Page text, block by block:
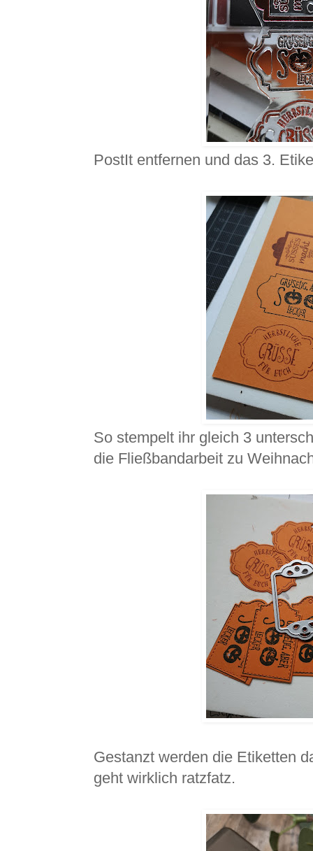
PostIt entfernen und das 3.
So stempelt ihr gleich 3
die Fließbandarbeit zu
Gestanzt werden die Etiketten
geht wirklich ratzfatz.